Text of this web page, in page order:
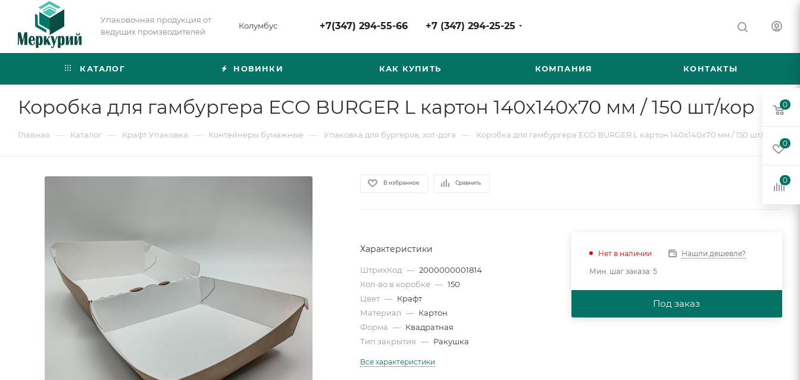
Упаковочная продукция от
ведущих производителей
Колумбус +7(347) 294-55-66 +7 (347) 294-25-25
КАТАЛОГ НОВИНКИ КАК КУПИТЬ КОМПАНИЯ КОНТАКТЫ
Коробка для гамбургера ECO BURGER L картон 140х140х70 мм / 150 шт/кор
Главная — Каталог — Крафт Упаковка — Контейнеры бумажные — Упаковка для бургеров, хот-дога — Коробка для гамбургера ECO BURGER L картон 140х140х70 мм / 150 шт/кор
В избранное Сравнить
Характеристики
ШтрихКод — 2000000001814
Кол-во в коробке — 150
Цвет — Крафт
Материал — Картон
Форма — Квадратная
Тип закрытия — Ракушка
Все характеристики
Нет в наличии
Нашли дешевле?
Мин. шаг заказа: 5
Под заказ
0
0
0